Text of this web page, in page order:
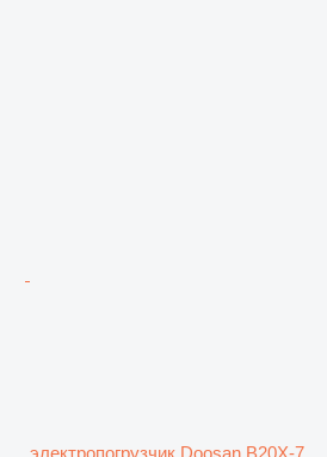
электропогрузчик Doosan B20X-7